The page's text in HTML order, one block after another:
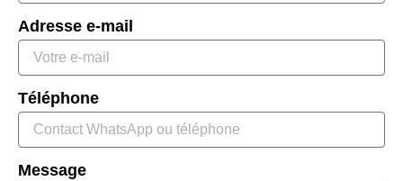
Adresse e-mail
Téléphone
Message